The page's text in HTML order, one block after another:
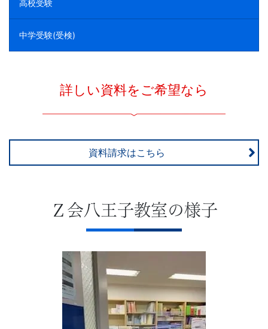
高校受験
中学受験(受検)
詳しい資料をご希望なら
資料請求はこちら
Ｚ会八王子教室の様子